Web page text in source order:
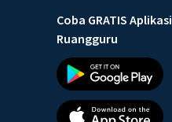
Coba GRATIS Aplikasi
Ruangguru